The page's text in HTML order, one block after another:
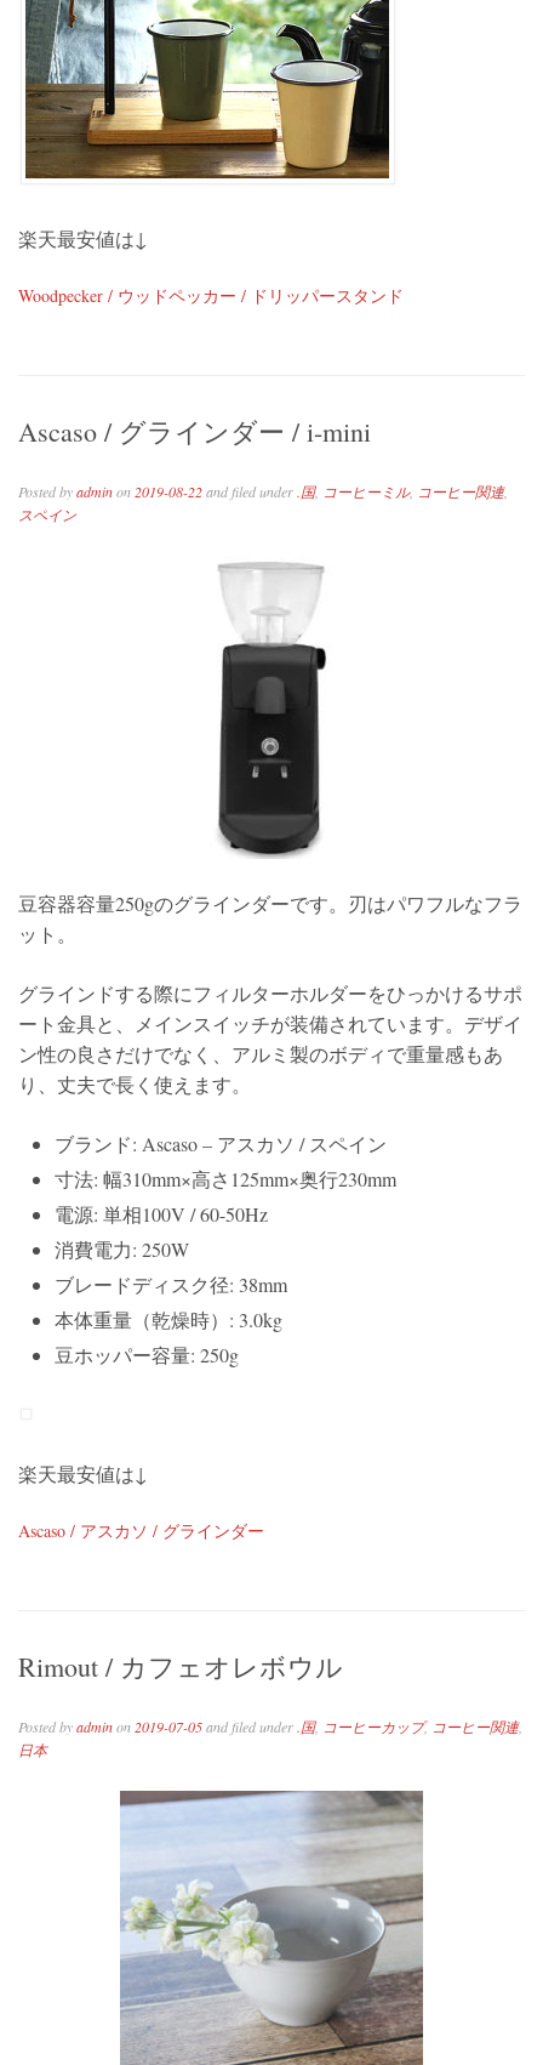
楽天最安値は↓
Woodpecker / ウッドペッカー / ドリッパースタンド
Ascaso / グラインダー / i-mini
Posted byadminon 2019-08-22and filed under.国, コーヒーミル, コーヒー関連,
スペイン
豆容器容量250gのグラインダーです。刃はパワフルなフラ
ット。
グラインドする際にフィルターホルダーをひっかけるサポ
ート金具と、メインスイッチが装備されています。デザイ
ン性の良さだけでなく、アルミ製のボディで重量感もあ
り、丈夫で長く使えます。
ブランド: Ascaso – アスカソ / スペイン
寸法: 幅310mm×高さ125mm×奥行230mm
電源: 単相100V / 60-50Hz
消費電力: 250W
ブレードディスク径: 38mm
本体重量（乾燥時）: 3.0kg
豆ホッパー容量: 250g
楽天最安値は↓
Ascaso / アスカソ / グラインダー
Rimout / カフェオレボウル
Posted byadminon 2019-07-05and filed under.国, コーヒーカップ, コーヒー関連,
日本